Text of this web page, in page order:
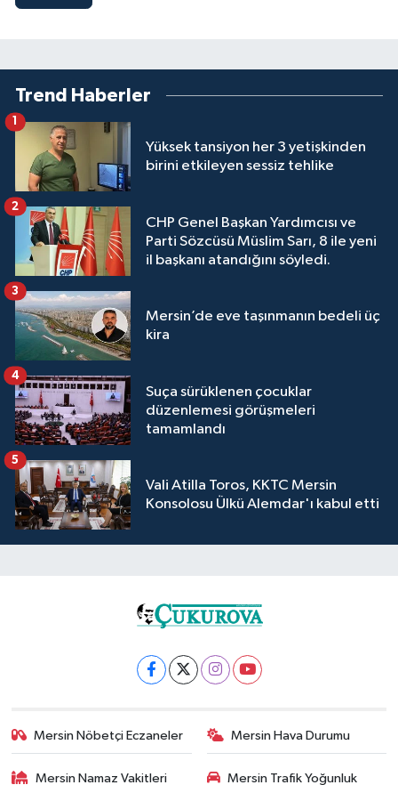
Trend Haberler
Yüksek tansiyon her 3 yetişkinden
birini etkileyen sessiz tehlike
CHP Genel Başkan Yardımcısı ve
Parti Sözcüsü Müslim Sarı, 8 ile yeni
il başkanı atandığını söyledi.
2
Mersin’de eve taşınmanın bedeli üç
kira
3
Suça sürüklenen çocuklar
düzenlemesi görüşmeleri
tamamlandı
4
Vali Atilla Toros, KKTC Mersin
Konsolosu Ülkü Alemdar'ı kabul etti
5
Mersin Nöbetçi Eczaneler Mersin Hava Durumu
Mersin Namaz Vakitleri Mersin Trafik Yoğunluk